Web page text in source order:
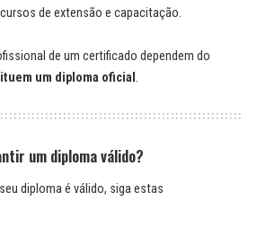
de extensão e capacitação.
de um certificado dependem do
um diploma oficial .
um diploma válido?
diploma é válido, siga estas